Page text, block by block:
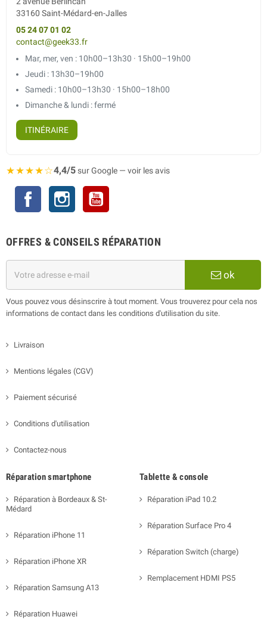
33160 Saint-Médard-en-Jalles
05 24 07 01 02
contact@geek33.fr
Mar, mer, ven : 10h00–13h30 · 15h00–19h00
Jeudi : 13h30–19h00
Samedi : 10h00–13h30 · 15h00–18h00
Dimanche & lundi : fermé
ITINÉRAIRE
★★★★☆4,4/5sur Google — voir les avis
Facebook Instagram
OFFRES & CONSEILS RÉPARATION
ok
Vous pouvez vous désinscrire à tout moment. Vous trouverez pour cela nos
informations de contact dans les conditions d'utilisation du site.
Livraison
Mentions légales (CGV)
Paiement sécurisé
Conditions d'utilisation
Contactez-nous
Réparation smartphone
Réparation à Bordeaux & St-
Médard
Réparation iPhone 11
Réparation iPhone XR
Réparation Samsung A13
Réparation Huawei
Tablette & console
Réparation iPad 10.2
Réparation Surface Pro 4
Réparation Switch (charge)
Remplacement HDMI PS5